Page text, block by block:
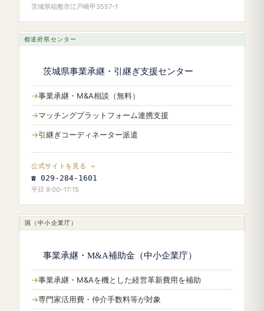
茨城県稲敷市江戸崎甲3557-1
都道府県センター
茨城県事業承継・引継ぎ支援センター
事業承継・M&A相談（無料）
マッチングプラットフォーム連携支援
引継ぎコーディネーター派遣
公式サイトを見る →
☎ 029-284-1601
平日 9:00–17:15
国（中小企業庁）
事業承継・M&A補助金（中小企業庁）
事業承継・M&Aを機とした経営革新費用を補助
専門家活用費・仲介手数料等が対象